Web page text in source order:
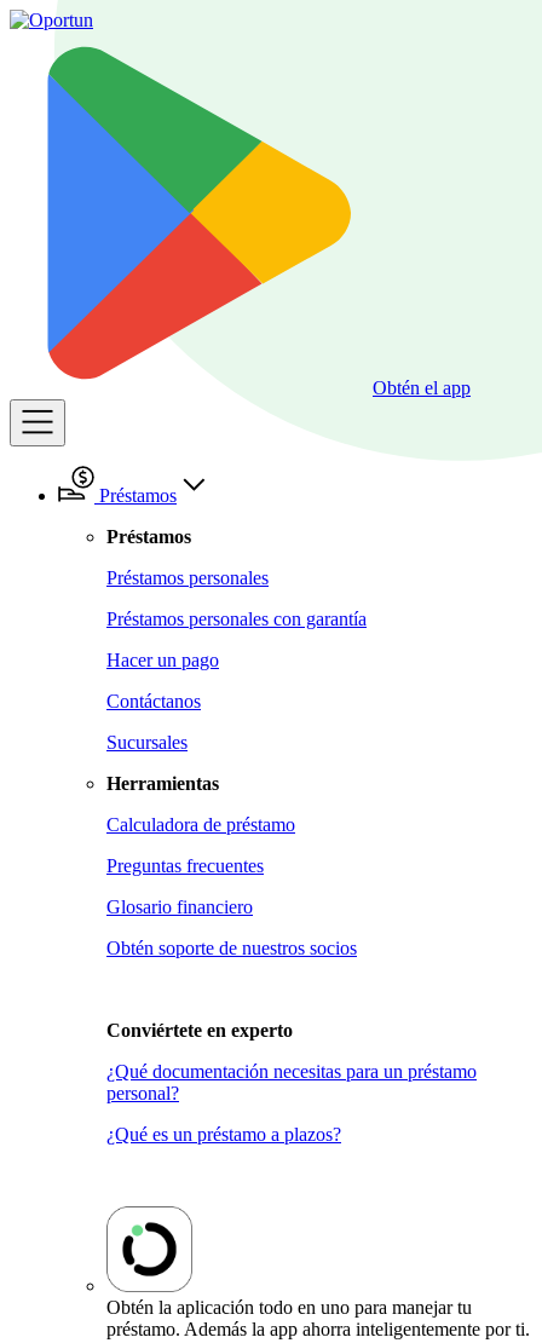
Obtén el app
Préstamos
Préstamos
Préstamos personales
Préstamos personales con garantía
Hacer un pago
Contáctanos
Sucursales
Herramientas
Calculadora de préstamo
Preguntas frecuentes
Glosario financiero
Obtén soporte de nuestros socios
Conviértete en experto
¿Qué documentación necesitas para un préstamo
personal?
¿Qué es un préstamo a plazos?
Obtén la aplicación todo en uno para manejar tu
préstamo. Además la app ahorra inteligentemente por ti.